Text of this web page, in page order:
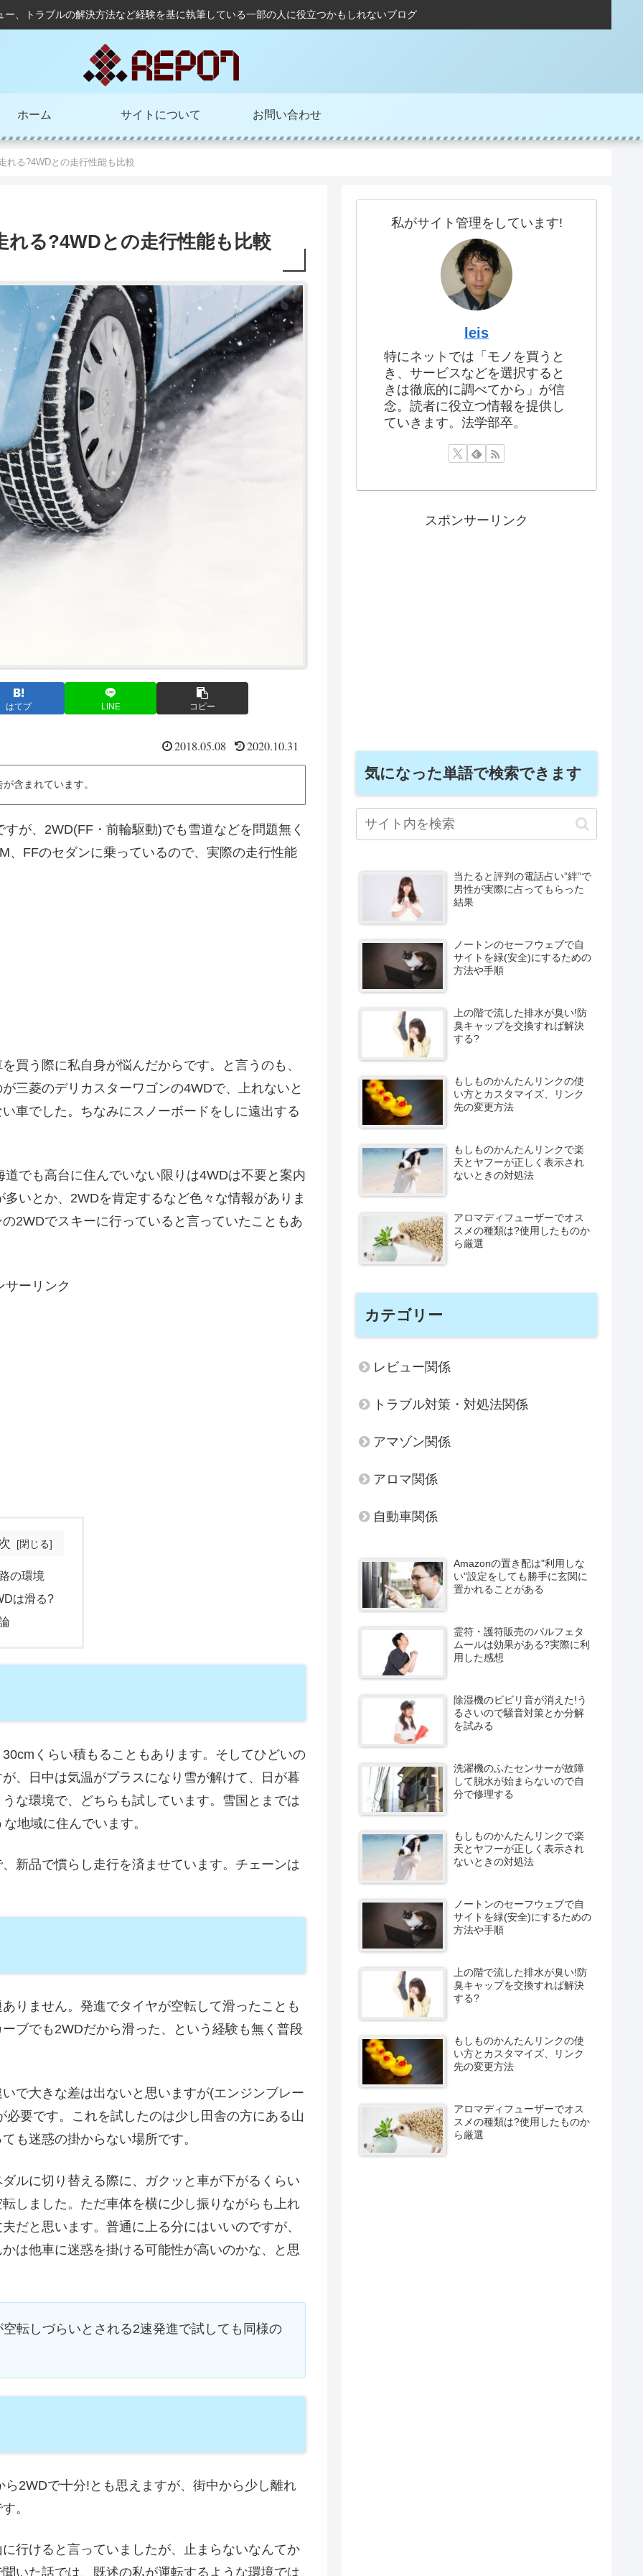
ー、トラブルの解決方法など経験を基に執筆している一部の人に役立つかもしれないブログ
ホーム サイトについて お問い合わせ
れる?4WDとの走行性能も比較
る?4WDとの走行性能も比較
はてブ LINE コピー
2018.05.08 2020.10.31
含まれています。
が、2WD(FF・前輪駆動)でも雪道などを問題無く
、FFのセダンに乗っているので、実際の走行性能
買う際に私自身が悩んだからです。と言うのも、
三菱のデリカスターワゴンの4WDで、上れないと
車でした。ちなみにスノーボードをしに遠出する
でも高台に住んでいない限りは4WDは不要と案内
いとか、2WDを肯定するなど色々な情報がありま
2WDでスキーに行っていると言っていたこともあ
サーリンク
の環境
は滑る?
くらい積もることもあります。そしてひどいの
、日中は気温がプラスになり雪が解けて、日が暮
な環境で、どちらも試しています。雪国とまでは
地域に住んでいます。
新品で慣らし走行を済ませています。チェーンは
りません。発進でタイヤが空転して滑ったことも
ブでも2WDだから滑った、という経験も無く普段
で大きな差は出ないと思いますが(エンジンブレー
要です。これを試したのは少し田舎の方にある山
も迷惑の掛からない場所です。
ルに切り替える際に、ガクッと車が下がるくらい
しました。ただ車体を横に少し振りながらも上れ
だと思います。普通に上る分にはいいのですが、
は他車に迷惑を掛ける可能性が高いのかな、と思
転しづらいとされる2速発進で試しても同様の
2WDで十分!とも思えますが、街中から少し離れ
。
行けると言っていましたが、止まらないなんてか
いた話では、既述の私が運転するような環境では
私がサイト管理をしています!
leis
特にネットでは「モノを買うと
き、サービスなどを選択すると
きは徹底的に調べてから」が信
念。読者に役立つ情報を提供し
ていきます。法学部卒。
スポンサーリンク
気になった単語で検索できます
当たると評判の電話占い”絆”で
男性が実際に占ってもらった
結果
ノートンのセーフウェブで自
サイトを緑(安全)にするための
方法や手順
上の階で流した排水が臭い!防
臭キャップを交換すれば解決
する?
もしものかんたんリンクの使
い方とカスタマイズ、リンク
先の変更方法
もしものかんたんリンクで楽
天とヤフーが正しく表示され
ないときの対処法
アロマディフューザーでオス
スメの種類は?使用したものか
ら厳選
カテゴリー
レビュー関係
トラブル対策・対処法関係
アマゾン関係
アロマ関係
自動車関係
Amazonの置き配は"利用しな
い"設定をしても勝手に玄関に
置かれることがある
霊符・護符販売のパルフェタ
ムールは効果がある?実際に利
用した感想
除湿機のビビリ音が消えた!う
るさいので騒音対策とか分解
を試みる
洗濯機のふたセンサーが故障
して脱水が始まらないので自
分で修理する
もしものかんたんリンクで楽
天とヤフーが正しく表示され
ないときの対処法
ノートンのセーフウェブで自
サイトを緑(安全)にするための
方法や手順
上の階で流した排水が臭い!防
臭キャップを交換すれば解決
する?
もしものかんたんリンクの使
い方とカスタマイズ、リンク
先の変更方法
アロマディフューザーでオス
スメの種類は?使用したものか
ら厳選